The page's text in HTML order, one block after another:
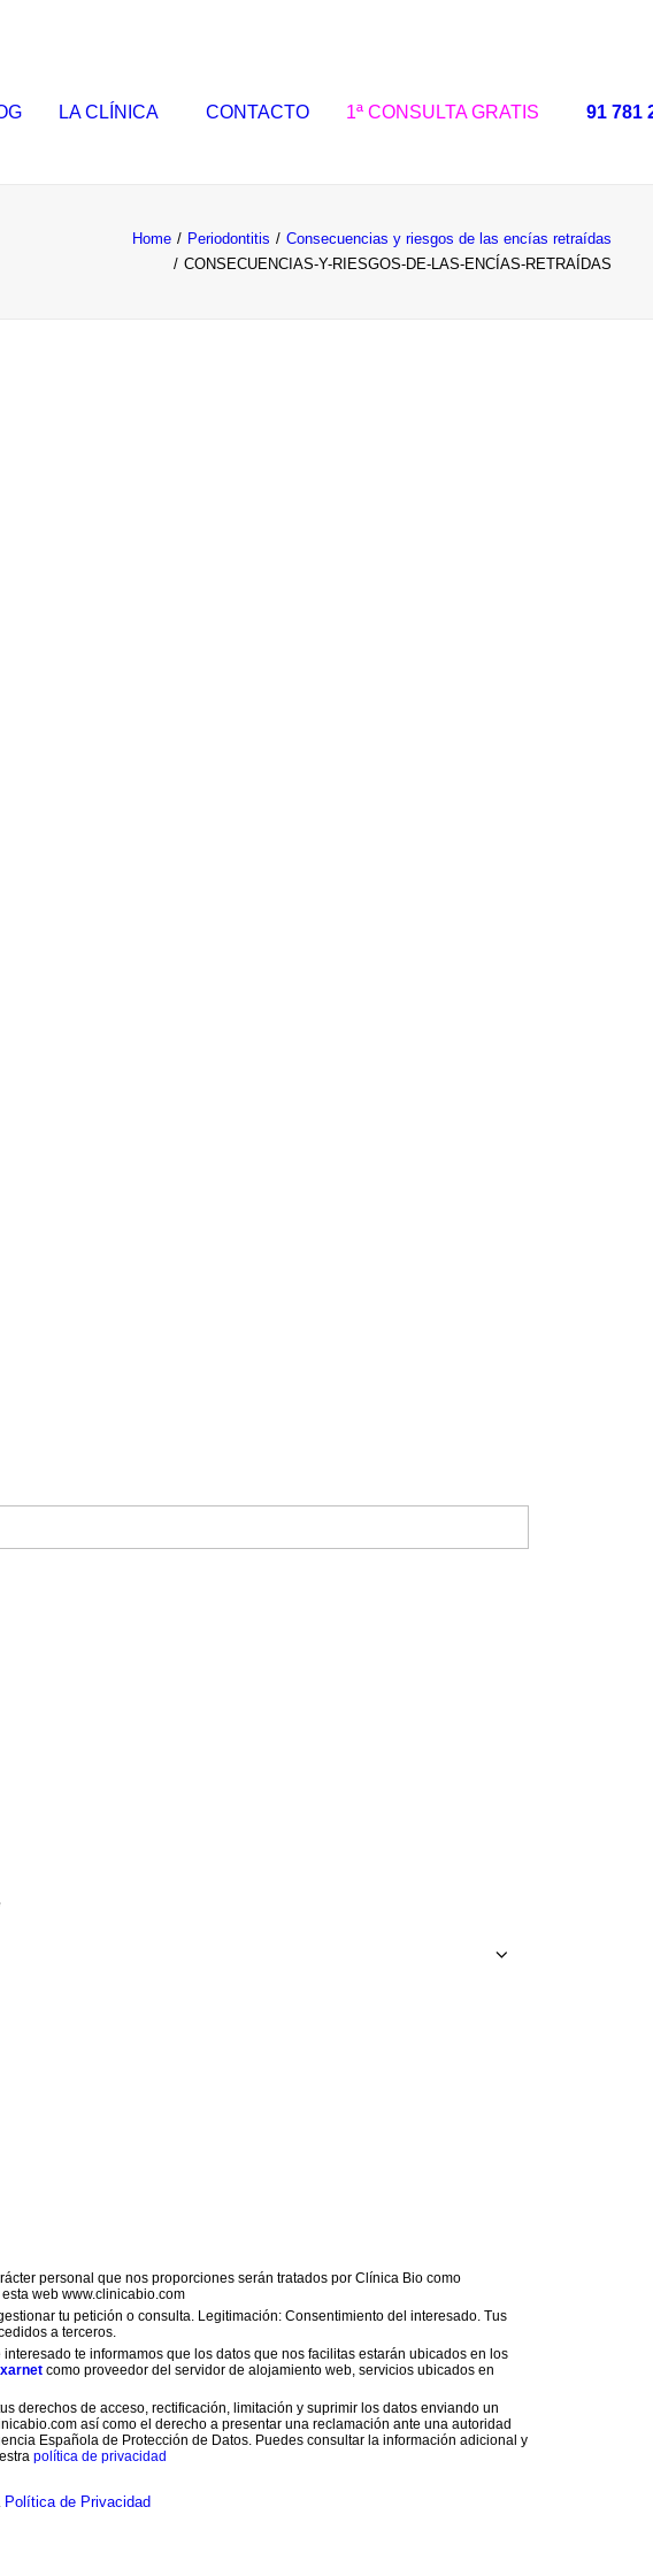
LA CLÍNICA CONTACTO 1ª CONSULTA GRATIS 91 781
Home Periodontitis
Consecuencias y riesgos de las encías retraídas
CONSECUENCIAS-Y-RIESGOS-DE-LAS-ENCÍAS-RETRAÍDAS
personal que nos proporciones serán tratados por Clínica Bio como
web www.clinicabio.com
tu petición o consulta. Legitimación: Consentimiento del interesado. Tus
a terceros.
te informamos que los datos que nos facilitas estarán ubicados en los
como proveedor del servidor de alojamiento web, servicios ubicados en
derechos de acceso, rectificación, limitación y suprimir los datos enviando un
así como el derecho a presentar una reclamación ante una autoridad
Española de Protección de Datos. Puedes consultar la información adicional y
política de privacidad
Política de Privacidad